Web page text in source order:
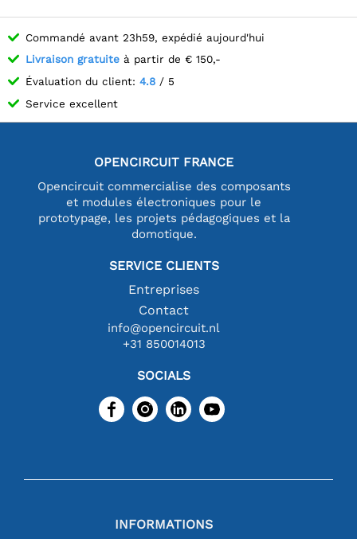
Commandé avant 23h59, expédié aujourd'hui
Livraison gratuite à partir de € 150,-
Évaluation du client: 4.8 / 5
Service excellent
OPENCIRCUIT FRANCE
Opencircuit commercialise des composants
et modules électroniques pour le
prototypage, les projets pédagogiques et la
domotique.
SERVICE CLIENTS
Entreprises
Contact
info@opencircuit.nl
+31 850014013
SOCIALS
INFORMATIONS